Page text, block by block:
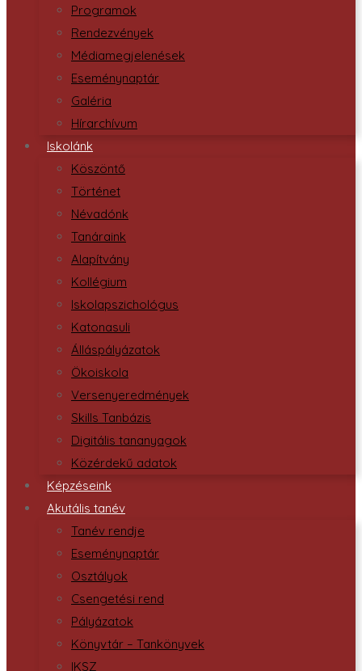
Programok
Rendezvények
Médiamegjelenések
Eseménynaptár
Galéria
Hírarchívum
Iskolánk
Köszöntő
Történet
Névadónk
Tanáraink
Alapítvány
Kollégium
Iskolapszichológus
Katonasuli
Álláspályázatok
Ökoiskola
Versenyeredmények
Skills Tanbázis
Digitális tananyagok
Közérdekű adatok
Képzéseink
Akutális tanév
Tanév rendje
Eseménynaptár
Osztályok
Csengetési rend
Pályázatok
Könyvtár – Tankönyvek
IKSZ